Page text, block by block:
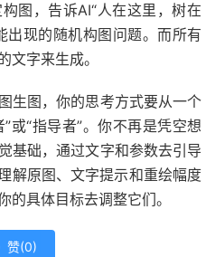
图，告诉AI“人在这里，树在
出现的随机构图问题。而所有
文字来生成。
生图，你的思考方式要从一个
或“指导者”。你不再是凭空想
基础，通过文字和参数去引导
解原图、文字提示和重绘幅度
的具体目标去调整它们。
赞(0)